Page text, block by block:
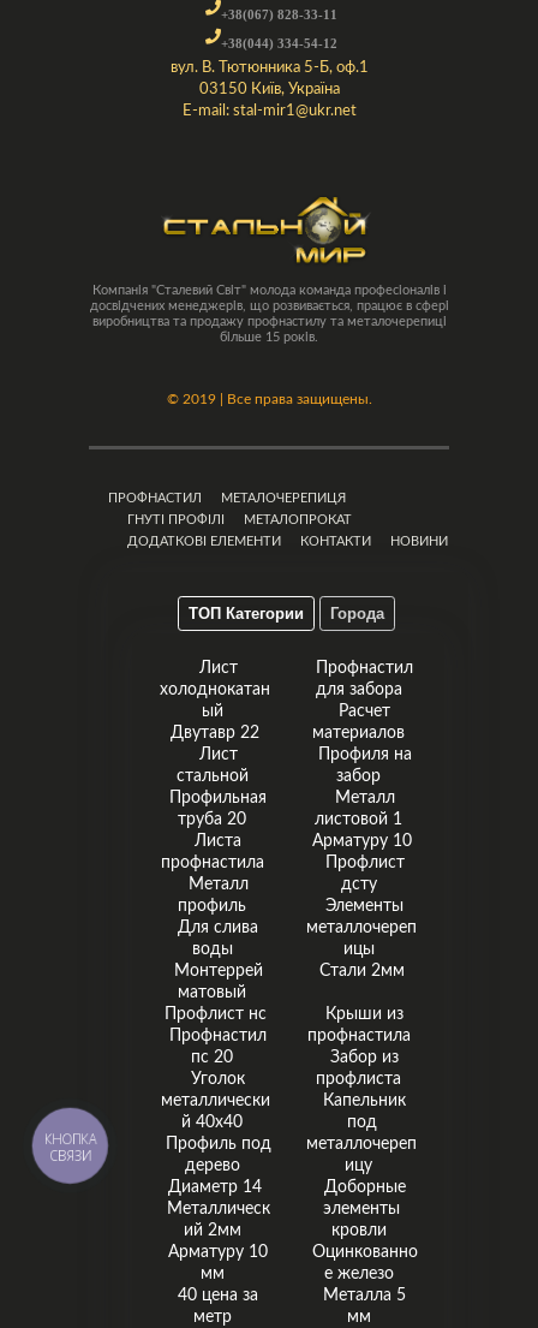
+38(067) 828-33-11
+38(044) 334-54-12
вул. В. Тютюнника 5-Б, оф.1
03150 Київ, Україна
E-mail: stal-mir1@ukr.net
Компанія "Сталевий Світ" молода команда професіоналів і
досвідчених менеджерів, що розвивається, працює в сфері
виробництва та продажу профнастилу та металочерепиці
більше 15 років.
© 2019 | Все права защищены.
ПРОФНАСТИЛ
МЕТАЛОЧЕРЕПИЦЯ
ГНУТІ ПРОФІЛІ
МЕТАЛОПРОКАТ
ДОДАТКОВІ ЕЛЕМЕНТИ
КОНТАКТИ НОВИНИ
ТОП Категории Города
Лист
холоднокатан
ый
Двутавр 22
Лист
стальной
Профильная
труба 20
Листа
профнастила
Металл
профиль
Для слива
воды
Монтеррей
матовый
Профнастил
для забора
Расчет
материалов
Профиля на
забор
Металл
листовой 1
Арматуру 10
Профлист
дсту
Элементы
металлочереп
ицы
Стали 2мм
Профлист нс
Профнастил
пс 20
Уголок
металлически
й 40х40
Профиль под
дерево
Диаметр 14
Металлическ
ий 2мм
Арматуру 10
мм
40 цена за
метр
Крыши из
профнастила
Забор из
профлиста
Капельник
под
металлочереп
ицу
Доборные
элементы
кровли
Оцинкованно
е железо
Металла 5
мм
КНОПКА
СВЯЗИ